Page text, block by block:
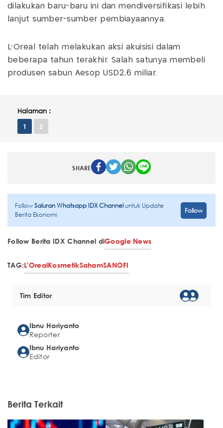
dilakukan baru-baru ini dan mendiversifikasi lebih
lanjut sumber-sumber pembiayaannya.
L'Oreal telah melakukan aksi akuisisi dalam
beberapa tahun terakhir. Salah satunya membeli
produsen sabun Aesop USD2,6 miliar.
Halaman :
1 2
SHARE
FollowSaluran Whatsapp IDX Channeluntuk Update
Berita Ekonomi
Follow
Follow Berita IDX Channel diGoogle News
TAG:L'OrealKosmetikSahamSANOFI
Tim Editor
Ibnu Hariyanto
Reporter
Ibnu Hariyanto
Editor
Berita Terkait